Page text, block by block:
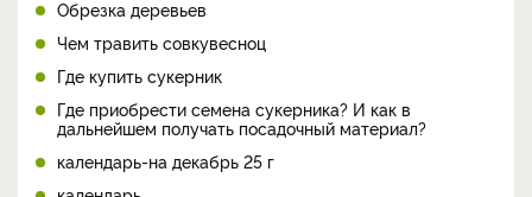
Обрезка деревьев
Чем травить совкувесноц
Где купить сукерник
Где приобрести семена сукерника? И как в
дальнейшем получать посадочный материал?
календарь-на декабрь 25 г